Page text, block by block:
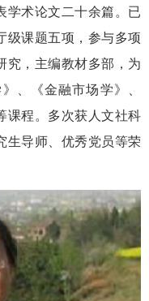
学术论文 二十余篇。已
级课题五项，参与多项
究，主编教材多部 ， 为
、《金融市场学》、
课程。多次获人文社科
生导师、优秀党员等荣